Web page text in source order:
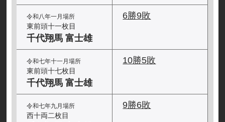
令和八年一月場所
東前頭十一枚目
千代翔馬 富士雄
6勝9敗
令和七年十一月場所
東前頭十七枚目
千代翔馬 富士雄
10勝5敗
令和七年九月場所
西十両二枚目
9勝6敗